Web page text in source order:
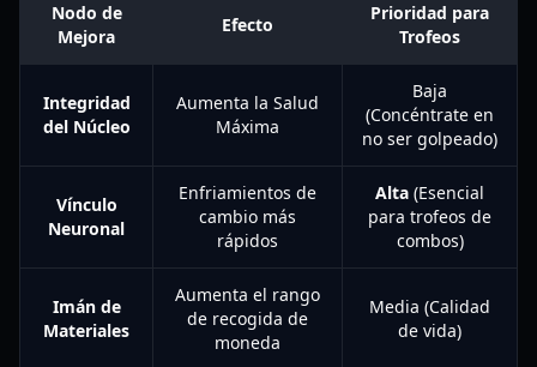
Nodo de
Mejora
Efecto
Prioridad para
Trofeos
Integridad
del Núcleo
Aumenta la Salud
Máxima
Baja
(Concéntrate en
no ser golpeado)
Vínculo
Neuronal
Enfriamientos de
cambio más
rápidos
Alta (Esencial
para trofeos de
combos)
Imán de
Materiales
Aumenta el rango
de recogida de
moneda
Media (Calidad
de vida)